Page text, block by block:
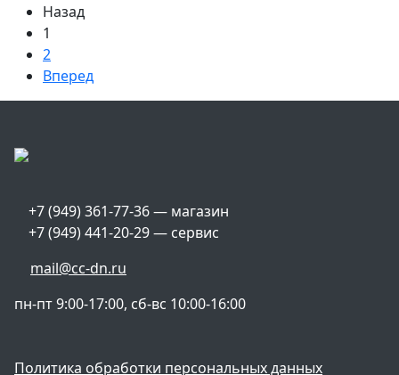
Назад
1
2
Вперед
+7 (949) 361-77-36 — магазин
+7 (949) 441-20-29 — сервис
mail@cc-dn.ru
пн-пт 9:00-17:00, сб-вс 10:00-16:00
Политика обработки персональных данных